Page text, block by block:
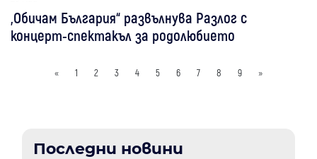
„Обичам България“ развълнува Разлог с
концерт-спектакъл за родолюбието
« 1 2 3 4 5 6 7 8 9 »
Последни новини